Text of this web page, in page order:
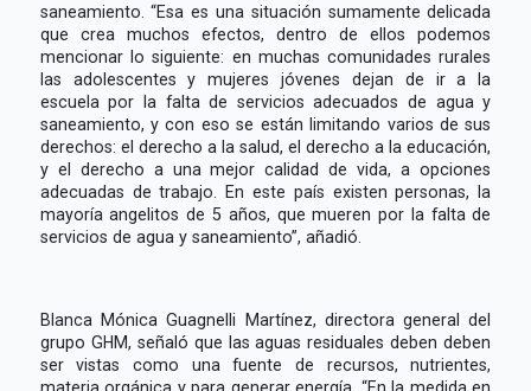
saneamiento. “Esa es una situación sumamente delicada
que crea muchos efectos, dentro de ellos podemos
mencionar lo siguiente: en muchas comunidades rurales
las adolescentes y mujeres jóvenes dejan de ir a la
escuela por la falta de servicios adecuados de agua y
saneamiento, y con eso se están limitando varios de sus
derechos: el derecho a la salud, el derecho a la educación,
y el derecho a una mejor calidad de vida, a opciones
adecuadas de trabajo. En este país existen personas, la
mayoría angelitos de 5 años, que mueren por la falta de
servicios de agua y saneamiento”, añadió.
Blanca Mónica Guagnelli Martínez, directora general del
grupo GHM, señaló que las aguas residuales deben deben
ser vistas como una fuente de recursos, nutrientes,
materia orgánica y para generar energía. “En la medida en